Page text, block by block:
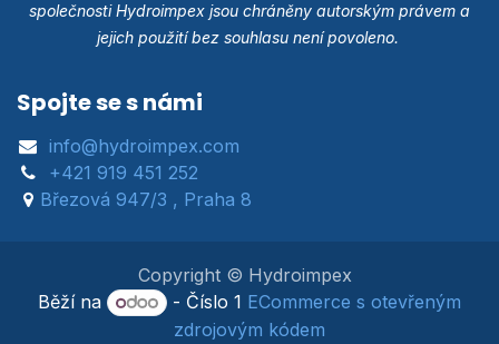
společnosti Hydroimpex jsou chráněny autorským právem a
jejich použití bez souhlasu není povoleno.
Spojte se s námi
info@hydroimpex.com
+421 919 451 252
Březová 947/3 , Praha 8
Copyright © Hydroimpex
Běží na
- Číslo 1 ECommerce s otevřeným
zdrojovým kódem